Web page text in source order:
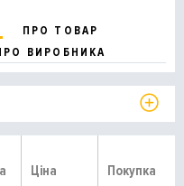
ПРО ТОВАР
ВИРОБНИКА
Ціна Покупка